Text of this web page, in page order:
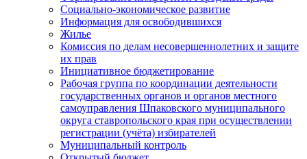
Социально-экономическое развитие
Информация для освободившихся
Жилье
Комиссия по делам несовершеннолетних и защите
их прав
Инициативное бюджетирование
Рабочая группа по координации деятельности
государственных органов и органов местного
самоуправления Шпаковского муниципального
округа ставропольского края при осуществлении
регистрации (учёта) избирателей
Муниципальный контроль